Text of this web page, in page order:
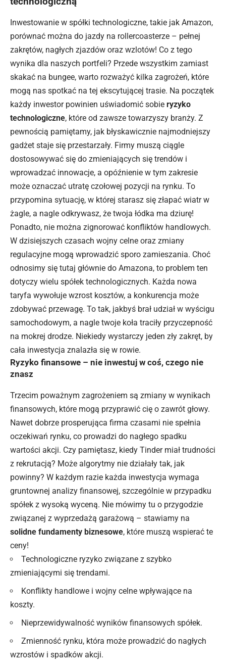
Inwestowanie w spółki technologiczne, takie jak Amazon,
porównać można do jazdy na rollercoasterze – pełnej
zakrętów, nagłych zjazdów oraz wzlotów! Co z tego
wynika dla naszych portfeli? Przede wszystkim zamiast
skakać na bungee, warto rozważyć kilka zagrożeń, które
mogą nas spotkać na tej ekscytującej trasie. Na początek
każdy inwestor powinien uświadomić sobie ryzyko
technologiczne, które od zawsze towarzyszy branży. Z
pewnością pamiętamy, jak błyskawicznie najmodniejszy
gadżet staje się przestarzały. Firmy muszą ciągle
dostosowywać się do zmieniających się trendów i
wprowadzać innowacje, a opóźnienie w tym zakresie
może oznaczać utratę czołowej pozycji na rynku. To
przypomina sytuację, w której starasz się złapać wiatr w
żagle, a nagle odkrywasz, że twoja łódka ma dziurę!
Ponadto, nie można zignorować konfliktów handlowych.
W dzisiejszych czasach wojny celne oraz zmiany
regulacyjne mogą wprowadzić sporo zamieszania. Choć
odnosimy się tutaj głównie do Amazona, to problem ten
dotyczy wielu spółek technologicznych. Każda nowa
taryfa wywołuje wzrost kosztów, a konkurencja może
zdobywać przewagę. To tak, jakbyś brał udział w wyścigu
samochodowym, a nagle twoje koła traciły przyczepność
na mokrej drodze. Niekiedy wystarczy jeden zły zakręt, by
cała inwestycja znalazła się w rowie.
Ryzyko finansowe – nie inwestuj w coś, czego nie
znasz
Trzecim poważnym zagrożeniem są zmiany w wynikach
finansowych, które mogą przyprawić cię o zawrót głowy.
Nawet dobrze prosperująca firma czasami nie spełnia
oczekiwań rynku, co prowadzi do nagłego spadku
wartości akcji. Czy pamiętasz, kiedy Tinder miał trudności
z rekrutacją? Może algorytmy nie działały tak, jak
powinny? W każdym razie każda inwestycja wymaga
gruntownej analizy finansowej, szczególnie w przypadku
spółek z wysoką wyceną. Nie mówimy tu o przygodzie
związanej z wyprzedażą garażową – stawiamy na
solidne fundamenty biznesowe, które muszą wspierać te
ceny!
Technologiczne ryzyko związane z szybko
zmieniającymi się trendami.
Konflikty handlowe i wojny celne wpływające na
koszty.
Nieprzewidywalność wyników finansowych spółek.
Zmienność rynku, która może prowadzić do nagłych
wzrostów i spadków akcji.